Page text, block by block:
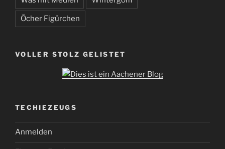
Öcher Figürchen
VOLLER STOLZ GELISTET
TECHIEZEUGS
Anmelden